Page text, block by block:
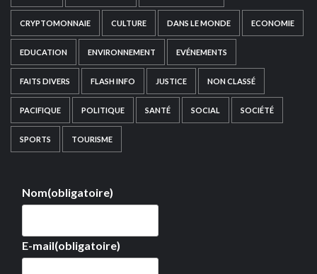
CRYPTOMONNAIE CULTURE DANS LE MONDE ECONOMIE
EDUCATION ENVIRONNEMENT EVÉNEMENTS
FAITS DIVERS FLASH INFO JUSTICE NON CLASSÉ
PACIFIQUE POLITIQUE SANTÉ SOCIAL SOCIÉTÉ
SPORTS TOURISME
Nom(obligatoire)
E-mail(obligatoire)